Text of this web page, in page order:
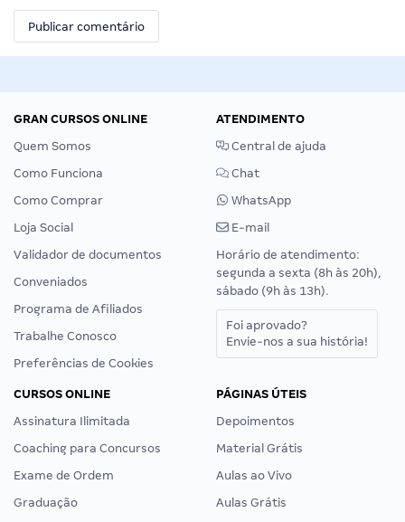
GRAN CURSOS ONLINE
Quem Somos
Como Funciona
Como Comprar
Loja Social
Validador de documentos
Conveniados
Programa de Afiliados
Trabalhe Conosco
Preferências de Cookies
ATENDIMENTO
Central de ajuda
Chat
WhatsApp
E-mail
Horário de atendimento:
segunda a sexta (8h às 20h),
sábado (9h às 13h).
Foi aprovado?
Envie-nos a sua história!
CURSOS ONLINE
Assinatura Ilimitada
Coaching para Concursos
Exame de Ordem
Graduação
PÁGINAS ÚTEIS
Depoimentos
Material Grátis
Aulas ao Vivo
Aulas Grátis